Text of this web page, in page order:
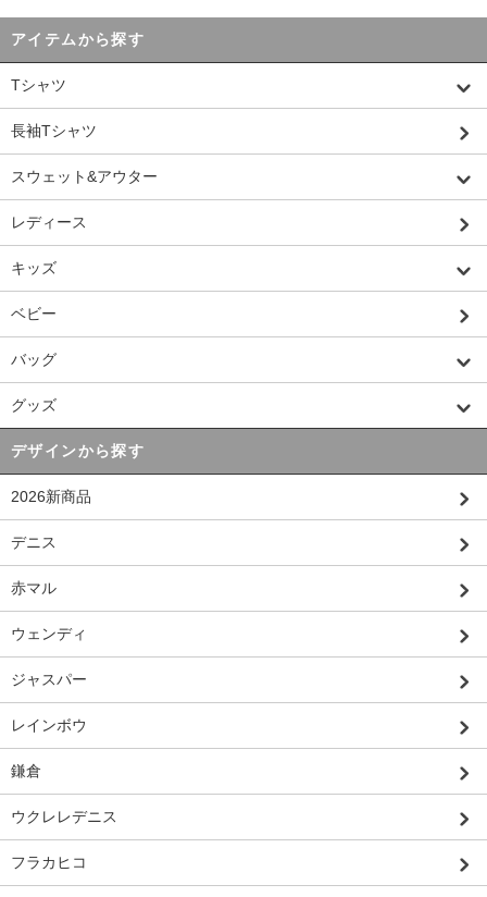
アイテムから探す
Tシャツ
長袖Tシャツ
スウェット&アウター
レディース
キッズ
ベビー
バッグ
グッズ
デザインから探す
2026新商品
デニス
赤マル
ウェンディ
ジャスパー
レインボウ
鎌倉
ウクレレデニス
フラカヒコ